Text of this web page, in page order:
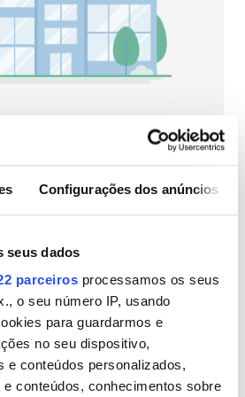
Configurações dos anúncios
seus dados
parceiros processamos os seus
o seu número IP, usando
para guardarmos e
no seu dispositivo,
e conteúdos personalizados,
conteúdos, conhecimentos sobre
B
C
Grátis
Saraswati Hospital
Ecrãs de televisão
Reservar